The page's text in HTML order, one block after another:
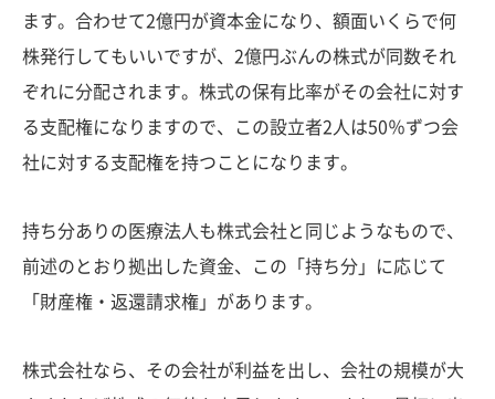
ます。合わせて2億円が資本金になり、額面いくらで何
株発行してもいいですが、2億円ぶんの株式が同数それ
ぞれに分配されます。株式の保有比率がその会社に対す
る支配権になりますので、この設立者2人は50％ずつ会
社に対する支配権を持つことになります。
持ち分ありの医療法人も株式会社と同じようなもので、
前述のとおり拠出した資金、この「持ち分」に応じて
「財産権・返還請求権」があります。
株式会社なら、その会社が利益を出し、会社の規模が大